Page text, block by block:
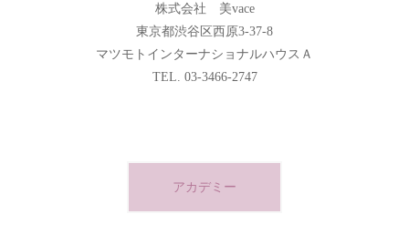
株式会社 美vace
東京都渋谷区西原3-37-8
マツモトインターナショナルハウスＡ
TEL. 03-3466-2747
アカデミー